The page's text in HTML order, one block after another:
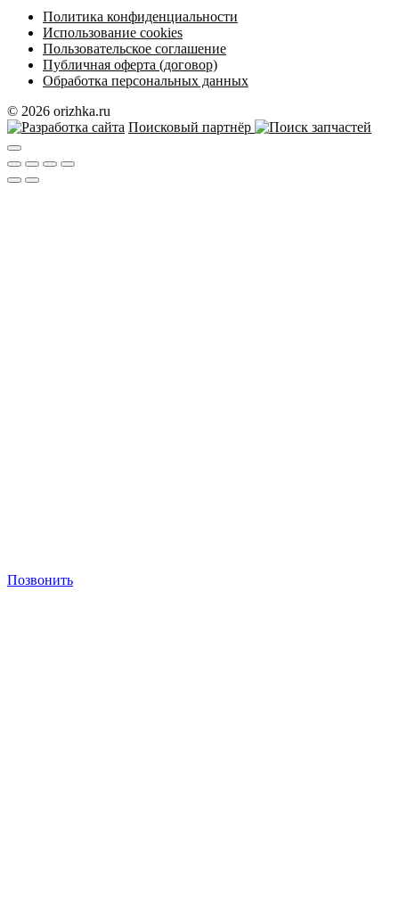
Политика конфиденциальности
Использование cookies
Пользовательское соглашение
Публичная оферта (договор)
Обработка персональных данных
© 2026 orizhka.ru
Поисковый партнёр
Позвонить